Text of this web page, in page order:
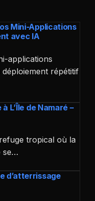
Mini-Applications
avec IA
applications
répétitif
L’Île de Namaré –
tropical où la
se…
d’atterrissage